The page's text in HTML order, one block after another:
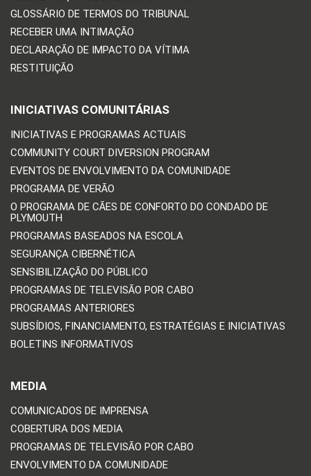
GLOSSÁRIO DE TERMOS DO TRIBUNAL
RECEBER UMA INTIMAÇÃO
DECLARAÇÃO DE IMPACTO DA VÍTIMA
RESTITUIÇÃO
INICIATIVAS COMUNITÁRIAS
INICIATIVAS E PROGRAMAS ACTUAIS
COMMUNITY COURT DIVERSION PROGRAM
EVENTOS DE ENVOLVIMENTO DA COMUNIDADE
PROGRAMA DE VERÃO
O PROGRAMA DE CÃES DE CONFORTO DO CONDADO DE
PLYMOUTH
PROGRAMAS BASEADOS NA ESCOLA
SEGURANÇA CIBERNÉTICA
SENSIBILIZAÇÃO DO PÚBLICO
PROGRAMAS DE TELEVISÃO POR CABO
PROGRAMAS ANTERIORES
SUBSÍDIOS, FINANCIAMENTO, ESTRATÉGIAS E INICIATIVAS
BOLETINS INFORMATIVOS
MEDIA
COMUNICADOS DE IMPRENSA
COBERTURA DOS MEDIA
PROGRAMAS DE TELEVISÃO POR CABO
ENVOLVIMENTO DA COMUNIDADE